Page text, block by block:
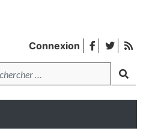
Connexion facebook
twitter